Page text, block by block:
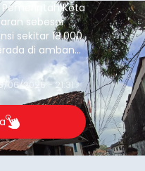
Pemerintah Kota
sebesar
sekitar 18.000
di ambang
ini diambil
berada pada
tidak
06/2026 - 21:31